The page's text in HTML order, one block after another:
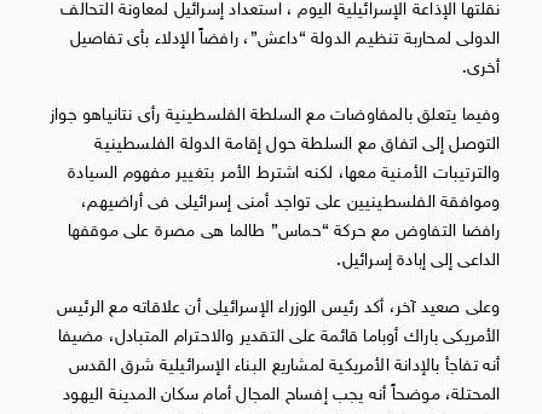
نقلتها الإذاعة الإسرائيلية اليوم ، استعداد إسرائيل لمعاونة التحالف
الدولى لمحاربة تنظيم الدولة “داعش”، رافضاً الإدلاء بأى تفاصيل
أخرى.
وفيما يتعلق بالمفاوضات مع السلطة الفلسطينية رأى نتانياهو جواز
التوصل إلى اتفاق مع السلطة حول إقامة الدولة الفلسطينية
والترتيبات الأمنية معها، لكنه اشترط الأمر بتغيير مفهوم السيادة
وموافقة الفلسطينيين على تواجد أمنى إسرائيلى فى أراضيهم،
رافضا التفاوض مع حركة “حماس” طالما هى مصرة على موقفها
الداعى إلى إبادة إسرائيل.
وعلى صعيد آخر، أكد رئيس الوزراء الإسرائيلى أن علاقاته مع الرئيس
الأمريكى باراك أوباما قائمة على التقدير والاحترام المتبادل، مضيفا
أنه تفاجأ بالإدانة الأمريكية لمشاريع البناء الإسرائيلية شرق القدس
المحتلة، موضحاً أنه يجب إفساح المجال أمام سكان المدينة اليهود